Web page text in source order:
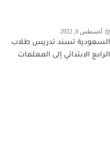
أغسطس 8, 2022
السعودية تسند تدريس طلاب
الرابع الابتدائي إلى المعلمات